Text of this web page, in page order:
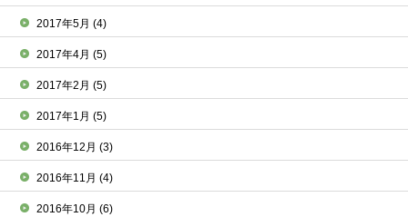
2017年5月(4)
2017年4月(5)
2017年2月(5)
2017年1月(5)
2016年12月(3)
2016年11月(4)
2016年10月(6)